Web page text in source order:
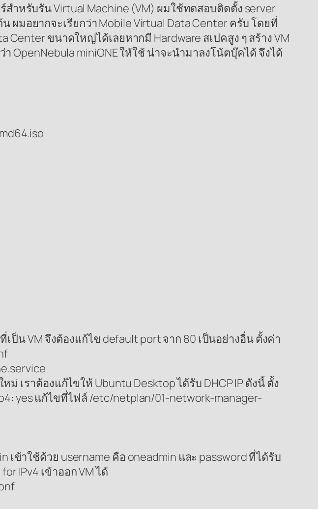
สำหรับรัน Virtual Machine (VM) ผมใช้ทดสอบติดตั้ง server
ผมอยากจะเรียกว่า Mobile Virtual Data Center ครับ โดยที่
ขนาดใหญ่ได้เลยหากมี Hardware สเปคสูง ๆ สร้าง VM
OpenNebula miniONE ให้ใช้ น่าจะนำมาลงโน้ตบุ๊คได้ จึงได้
ป็น VM จึงต้องแก้ไข default port จาก 80 เป็นอย่างอื่น ตั้งค่า
เราต้องแก้ไขให้ Ubuntu Desktop ได้รับ DHCP IP ดังนี้ ตั้ง
yes แก้ไขที่ไฟล์ /etc/netplan/01-network-manager-
เข้าใช้ด้วย username คือ oneadmin และ password ที่ได้รับ
IPv4 เข้าออก VM ได้